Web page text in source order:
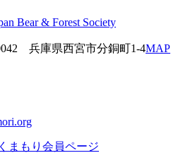
兵庫県西宮市分銅町1-4MAP
くまもり会員ページ